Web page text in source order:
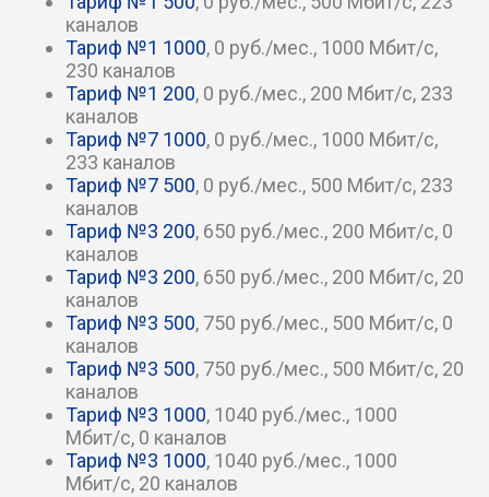
Книжный пер
Коллонтаевский пер
Колхозный пер
Комитетский пер
Короткий пер
Красноармейский пер
Красный пер
Крупской пер
Крутой пер
каналов
Тариф №1 1000, 0 руб./мес., 1000 Мбит/c,
230 каналов
Тариф №1 200, 0 руб./мес., 200 Мбит/c, 233
каналов
Тариф №7 1000, 0 руб./мес., 1000 Мбит/c,
233 каналов
Тариф №7 500, 0 руб./мес., 500 Мбит/c, 233
каналов
Тариф №3 200, 650 руб./мес., 200 Мбит/c, 0
каналов
Тариф №3 200, 650 руб./мес., 200 Мбит/c, 20
каналов
Тариф №3 500, 750 руб./мес., 500 Мбит/c, 0
каналов
Тариф №3 500, 750 руб./мес., 500 Мбит/c, 20
каналов
Тариф №3 1000, 1040 руб./мес., 1000
Мбит/c, 0 каналов
Тариф №3 1000, 1040 руб./мес., 1000
Мбит/c, 20 каналов